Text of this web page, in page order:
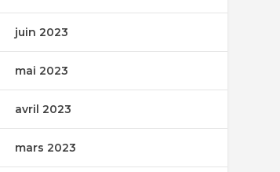
juin 2023
mai 2023
avril 2023
mars 2023